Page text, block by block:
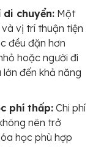
chuyển: Một
vị trí thuận tiện
đều đặn hơn
hoặc người đi
đến khả năng
phí thấp:Chi phí
nên trở
học phù hợp